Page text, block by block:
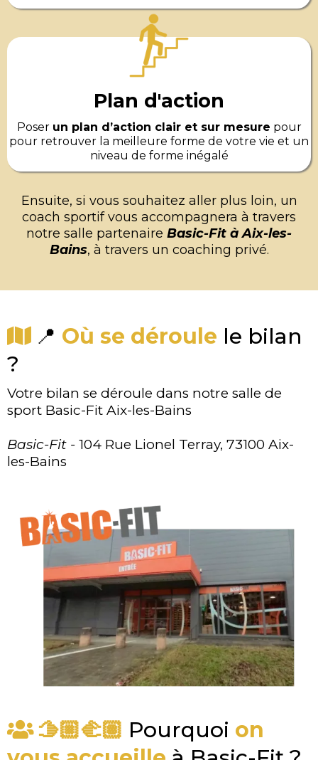
Plan d'action
Poser un plan d’action clair et sur mesure pour
pour retrouver la meilleure forme de votre vie et un
niveau de forme inégalé
Ensuite, si vous souhaitez aller plus loin, un
coach sportif vous accompagnera à travers
notre salle partenaire Basic-Fit à Aix-les-
Bains, à travers un coaching privé.
📍 Où se déroule le bilan
?
Votre bilan se déroule dans notre salle de
sport Basic-Fit Aix-les-Bains
Basic-Fit - 104 Rue Lionel Terray, 73100 Aix-
les-Bains
🫱🏼‍🫲🏽 Pourquoi on